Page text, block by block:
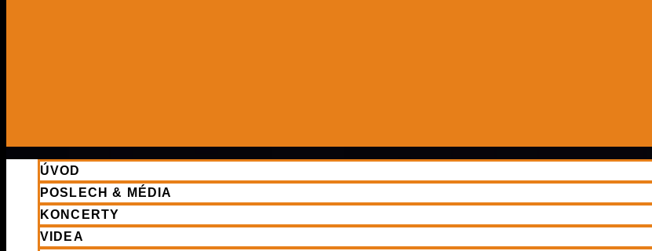
ÚVOD
POSLECH & MÉDIA
KONCERTY
VIDEA